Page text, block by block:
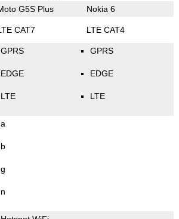
G5S Plus Nokia 6
CAT7 LTE CAT4
GPRS
EDGE
LTE
GPRS
EDGE
LTE
a
b
g
n